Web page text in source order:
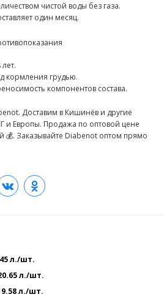
чистой воды без газа.
один месяц.
кормления грудью.
компонентов состава.
Доставим в Кишинёв и другие
и Европы. Продажа по оптовой цене
💰. Заказывайте Diabenot оптом прямо
л./шт.
л./шт.
л./шт.